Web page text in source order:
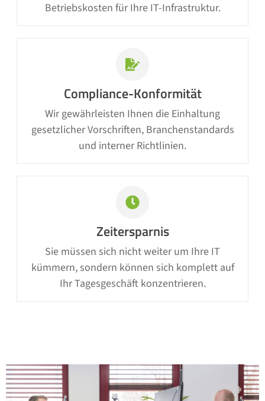
Betriebskosten für Ihre IT-Infrastruktur.
Compliance-Konformität
Wir gewährleisten Ihnen die Einhaltung
gesetzlicher Vorschriften, Branchenstandards
und interner Richtlinien.
Zeitersparnis
Sie müssen sich nicht weiter um Ihre IT
kümmern, sondern können sich komplett auf
Ihr Tagesgeschäft konzentrieren.